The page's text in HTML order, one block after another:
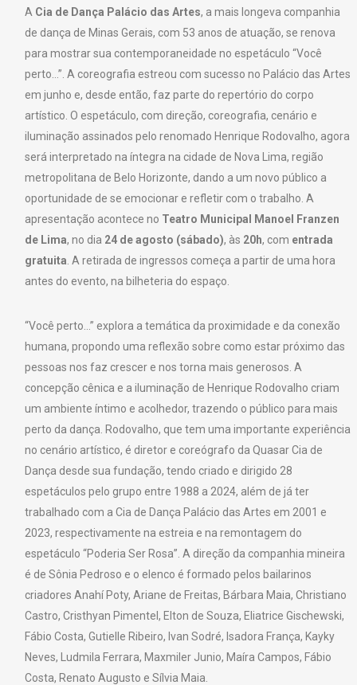
A Cia de Dança Palácio das Artes, a mais longeva companhia
de dança de Minas Gerais, com 53 anos de atuação, se renova
para mostrar sua contemporaneidade no espetáculo “Você
perto…”. A coreografia estreou com sucesso no Palácio das Artes
em junho e, desde então, faz parte do repertório do corpo
artístico. O espetáculo, com direção, coreografia, cenário e
iluminação assinados pelo renomado Henrique Rodovalho, agora
será interpretado na íntegra na cidade de Nova Lima, região
metropolitana de Belo Horizonte, dando a um novo público a
oportunidade de se emocionar e refletir com o trabalho. A
apresentação acontece no Teatro Municipal Manoel Franzen
de Lima, no dia 24 de agosto (sábado), às 20h, com entrada
gratuita . A retirada de ingressos começa a partir de uma hora
antes do evento, na bilheteria do espaço.
“Você perto…” explora a temática da proximidade e da conexão
humana, propondo uma reflexão sobre como estar próximo das
pessoas nos faz crescer e nos torna mais generosos. A
concepção cênica e a iluminação de Henrique Rodovalho criam
um ambiente íntimo e acolhedor, trazendo o público para mais
perto da dança. Rodovalho, que tem uma importante experiência
no cenário artístico, é diretor e coreógrafo da Quasar Cia de
Dança desde sua fundação, tendo criado e dirigido 28
espetáculos pelo grupo entre 1988 a 2024, além de já ter
trabalhado com a Cia de Dança Palácio das Artes em 2001 e
2023, respectivamente na estreia e na remontagem do
espetáculo “Poderia Ser Rosa”. A direção da companhia mineira
é de Sônia Pedroso e o elenco é formado pelos bailarinos
criadores Anahí Poty, Ariane de Freitas, Bárbara Maia, Christiano
Castro, Cristhyan Pimentel, Elton de Souza, Eliatrice Gischewski,
Fábio Costa, Gutielle Ribeiro, Ivan Sodré, Isadora França, Kayky
Neves, Ludmila Ferrara, Maxmiler Junio, Maíra Campos, Fábio
Costa, Renato Augusto e Sílvia Maia.